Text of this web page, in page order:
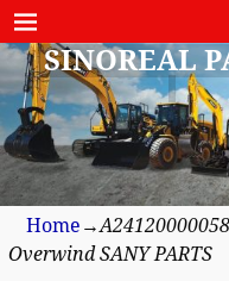
SINOREAL
Home →
Overwind SANY PARTS